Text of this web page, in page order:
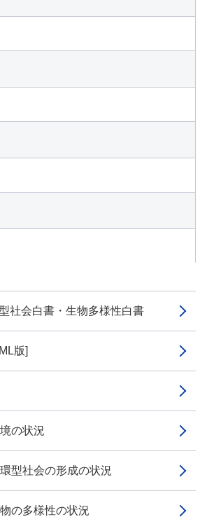
社会白書・生物多様性白書
版]
の状況
型社会の形成の状況
の多様性の状況